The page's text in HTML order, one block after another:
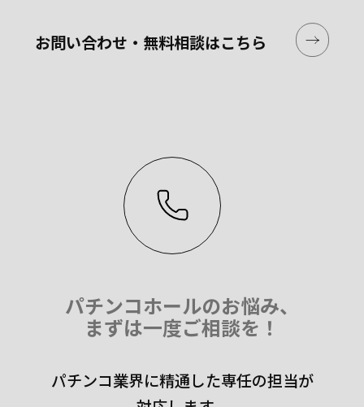
お問い合わせ・無料相談はこちら
パチンコホールのお悩み、
まずは一度ご相談を！
パチンコ業界に精通した専任の担当が